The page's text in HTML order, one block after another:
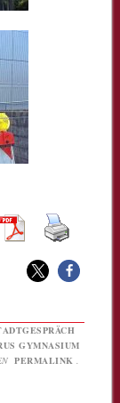
GYMNASIUM
PERMALINK